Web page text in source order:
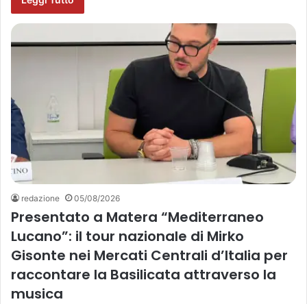
redazione 05/08/2026
Presentato a Matera “Mediterraneo
Lucano”: il tour nazionale di Mirko
Gisonte nei Mercati Centrali d’Italia per
raccontare la Basilicata attraverso la
musica